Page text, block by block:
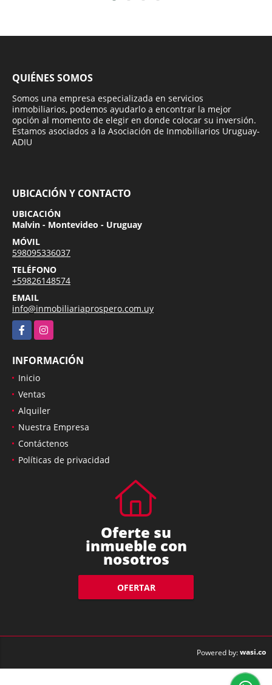
QUIÉNES SOMOS
Somos una empresa especializada en servicios
inmobiliarios, podemos ayudarlo a encontrar la mejor
opción al momento de elegir en donde colocar su inversión.
Estamos asociados a la Asociación de Inmobiliarios Uruguay-
ADIU
UBICACIÓN Y CONTACTO
UBICACIÓN
Malvin - Montevideo - Uruguay
MÓVIL
598095336037
TELÉFONO
+59826148574
EMAIL
info@inmobiliariaprospero.com.uy
FacebookInstagram
INFORMACIÓN
Inicio
Ventas
Alquiler
Nuestra Empresa
Contáctenos
Políticas de privacidad
Oferte su
inmueble con
nosotros
OFERTAR
Powered by:wasi.co